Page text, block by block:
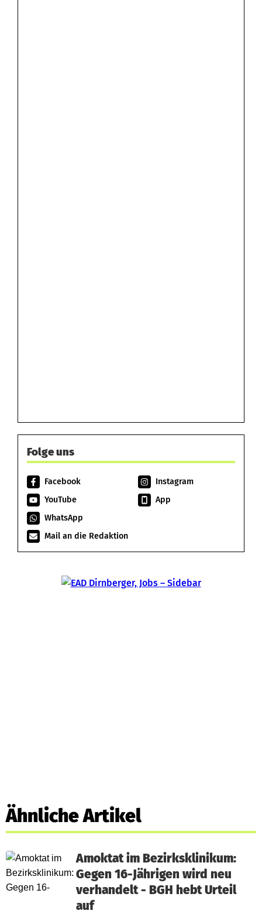
Folge uns
Facebook
Instagram
YouTube
App
WhatsApp
Mail an die Redaktion
Ähnliche Artikel
Amoktat im Bezirksklinikum:
Gegen 16-Jährigen wird neu
verhandelt - BGH hebt Urteil
auf